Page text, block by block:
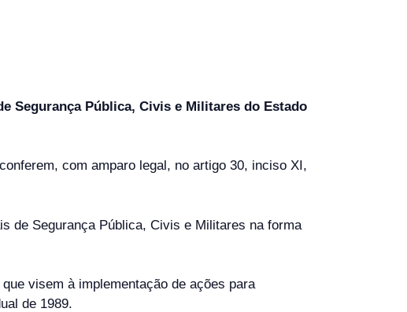
Segurança Pública, Civis e Militares do Estado
com amparo legal, no artigo 30, inciso XI,
de Segurança Pública, Civis e Militares na forma
visem à implementação de ações para
de 1989.